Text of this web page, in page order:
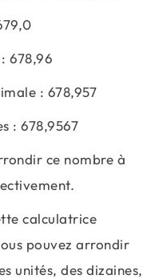
678,96
: 678,957
: 678,9567
ce nombre à
calculatrice
pouvez arrondir
unités, des dizaines,